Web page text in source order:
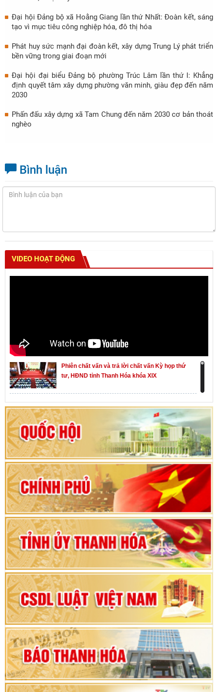
Đại hội Đảng bộ xã Hoằng Giang lần thứ Nhất: Đoàn kết, sáng
tạo vì mục tiêu công nghiệp hóa, đô thị hóa
Phát huy sức mạnh đại đoàn kết, xây dựng Trung Lý phát triển
bền vững trong giai đoạn mới
Đại hội đại biểu Đảng bộ phường Trúc Lâm lần thứ I: Khẳng
định quyết tâm xây dựng phường văn minh, giàu đẹp đến năm
2030
Phấn đấu xây dựng xã Tam Chung đến năm 2030 cơ bản thoát
nghèo
Bình luận
VIDEO HOẠT ĐỘNG
Phiên chất vấn và trả lời chất vấn Kỳ họp thứ
tư, HĐND tỉnh Thanh Hóa khóa XIX
Khai mạc kỳ họp thứ Nhất, Quốc hội khóa XVI
Hướng dẫn quy trình bỏ phiếu bầu cử ĐBQH
khoá XVI và đại biểu HĐND các cấp nhiệm kỳ
2026-2031
80 năm Quốc hội Việt Nam: vì lợi ích Nhân dân,
vì sự phát triển của đất nước
Bộ Chính trị duyệt nội dung Đại hội đại biểu
Đảng bộ tỉnh Thanh Hóa lần thứ XX, nhiệm kỳ
2025 - 2030
Đại hội đại biểu Đảng bộ xã Yên Thọ lần thứ I,
nhiệm kỳ 2025 – 2030
Đại hội Đảng bộ xã Yên Ninh lần thứ nhất,
nhiệm kỳ 2025 - 2030
Khai mạc Kỳ họp bất thường lần thứ 9, Quốc
hội khóa XV
Phiên thảo luận Kỳ họp thứ 24, HĐND tỉnh
Thanh Hóa khóa XVIII, nhiệm kỳ 2021 - 2026